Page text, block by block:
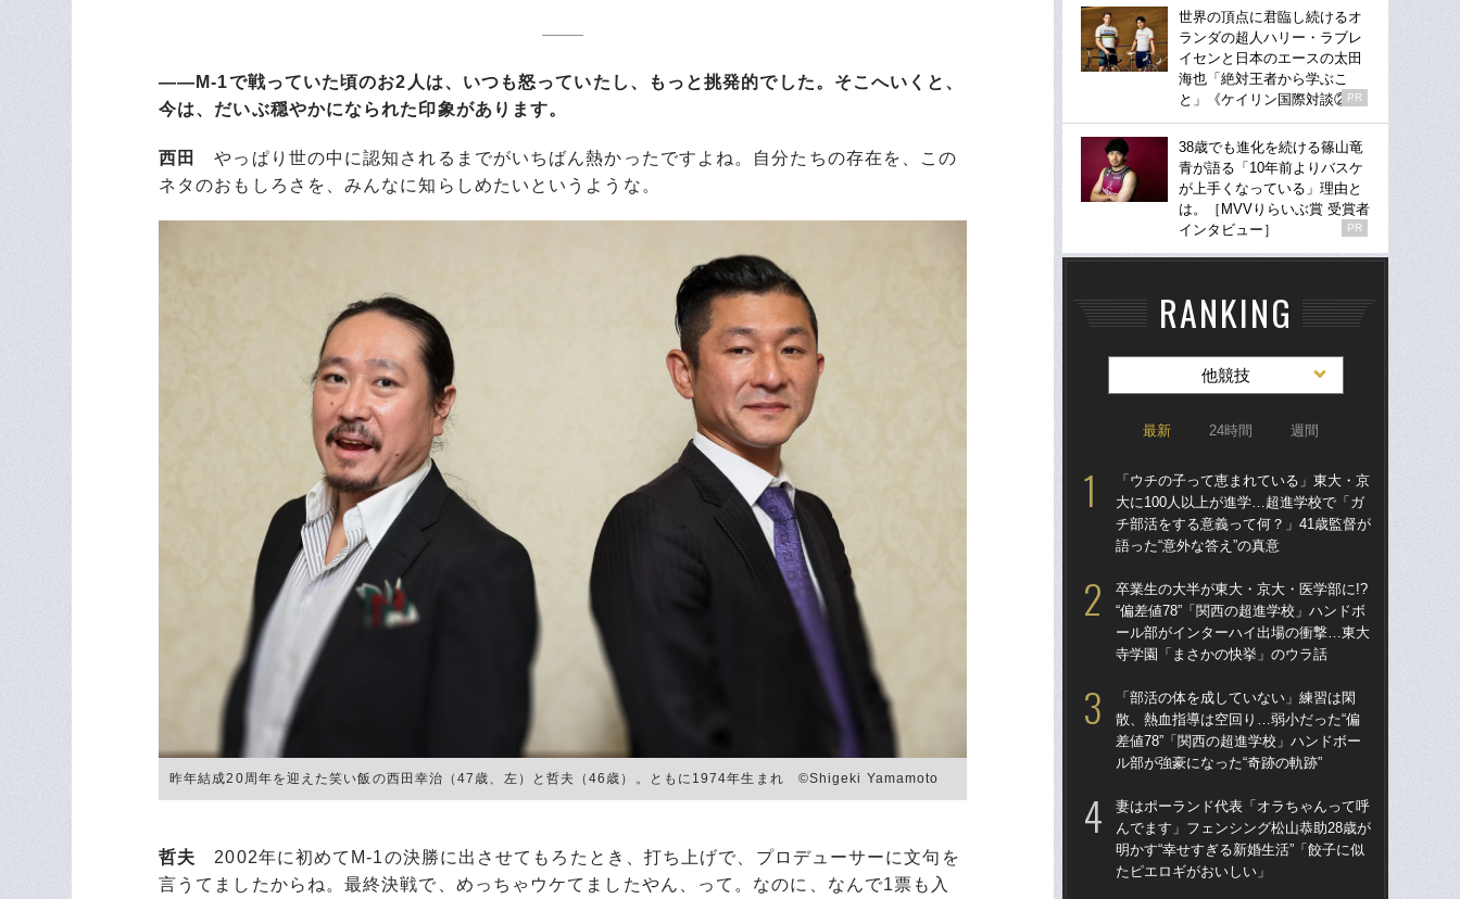
――M-1で戦っていた頃のお2人は、いつも怒っていたし、もっと挑発的でした。そこへいくと、
今は、だいぶ穏やかになられた印象があります。
西田
やっぱり世の中に認知されるまでがいちばん熱かったですよね。自分たちの存在を、この
ネタのおもしろさを、みんなに知らしめたいというような。
昨年結成20周年を迎えた笑い飯の西田幸治（47歳、左）と哲夫（46歳）。ともに1974年生まれ ©Shigeki Yamamoto
哲夫 2002年に初めてM-1の決勝に出させてもろたとき、打ち上げで、プロデューサーに文句を
言うてましたからね。最終決戦で、めっちゃウケてましたやん、って。なのに、なんで1票も入
世界の頂点に君臨し続けるオ
ランダの超人ハリー・ラブレ
イセンと日本のエースの太田
海也「絶対王者から学ぶこ
と」《ケイリン国際対談②》
PR
38歳でも進化を続ける篠山竜
青が語る「10年前よりバスケ
が上手くなっている」理由と
は。［MVVりらいぶ賞 受賞者
インタビュー］
PR
RANKING
他競技
最新 24時間 週間
「ウチの子って恵まれている」東大・京
大に100人以上が進学…超進学校で「ガ
チ部活をする意義って何？」41歳監督が
語った“意外な答え”の真意
卒業生の大半が東大・京大・医学部に!?
“偏差値78”「関西の超進学校」ハンドボ
ール部がインターハイ出場の衝撃…東大
寺学園「まさかの快挙」のウラ話
「部活の体を成していない」練習は閑
散、熱血指導は空回り…弱小だった“偏
差値78”「関西の超進学校」ハンドボー
ル部が強豪になった“奇跡の軌跡”
妻はポーランド代表「オラちゃんって呼
んでます」フェンシング松山恭助28歳が
明かす“幸せすぎる新婚生活”「餃子に似
たピエロギがおいしい」